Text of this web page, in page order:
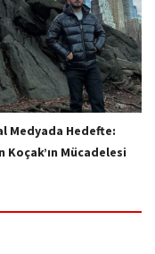
Medyada Hedefte:
Koçak’ın Mücadelesi